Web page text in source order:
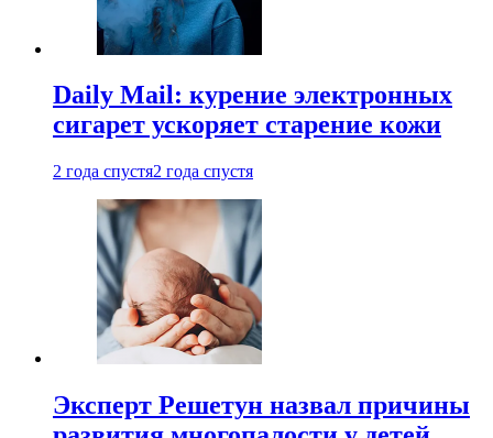
Daily Mail: курение электронных
сигарет ускоряет старение кожи
2 года спустя2 года спустя
Эксперт Решетун назвал причины